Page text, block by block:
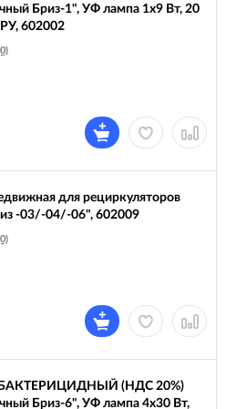
Бриз-1", УФ лампа 1х9 Вт, 20
602002
для рециркуляторов
-03/-04/-06", 602009
БАКТЕРИЦИДНЫЙ (НДС 20%)
Бриз-6", УФ лампа 4х30 Вт,